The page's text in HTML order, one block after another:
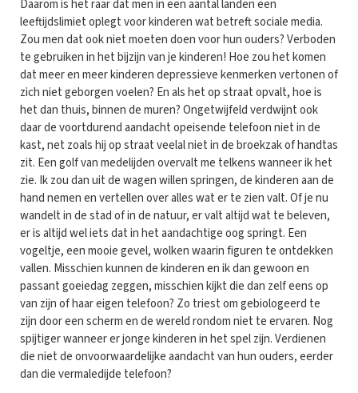
Daarom is het raar dat men in een aantal landen een
leeftijdslimiet oplegt voor kinderen wat betreft sociale media.
Zou men dat ook niet moeten doen voor hun ouders? Verboden
te gebruiken in het bijzijn van je kinderen! Hoe zou het komen
dat meer en meer kinderen depressieve kenmerken vertonen of
zich niet geborgen voelen? En als het op straat opvalt, hoe is
het dan thuis, binnen de muren? Ongetwijfeld verdwijnt ook
daar de voortdurend aandacht opeisende telefoon niet in de
kast, net zoals hij op straat veelal niet in de broekzak of handtas
zit. Een golf van medelijden overvalt me telkens wanneer ik het
zie. Ik zou dan uit de wagen willen springen, de kinderen aan de
hand nemen en vertellen over alles wat er te zien valt. Of je nu
wandelt in de stad of in de natuur, er valt altijd wat te beleven,
er is altijd wel iets dat in het aandachtige oog springt. Een
vogeltje, een mooie gevel, wolken waarin figuren te ontdekken
vallen. Misschien kunnen de kinderen en ik dan gewoon en
passant goeiedag zeggen, misschien kijkt die dan zelf eens op
van zijn of haar eigen telefoon? Zo triest om gebiologeerd te
zijn door een scherm en de wereld rondom niet te ervaren. Nog
spijtiger wanneer er jonge kinderen in het spel zijn. Verdienen
die niet de onvoorwaardelijke aandacht van hun ouders, eerder
dan die vermaledijde telefoon?